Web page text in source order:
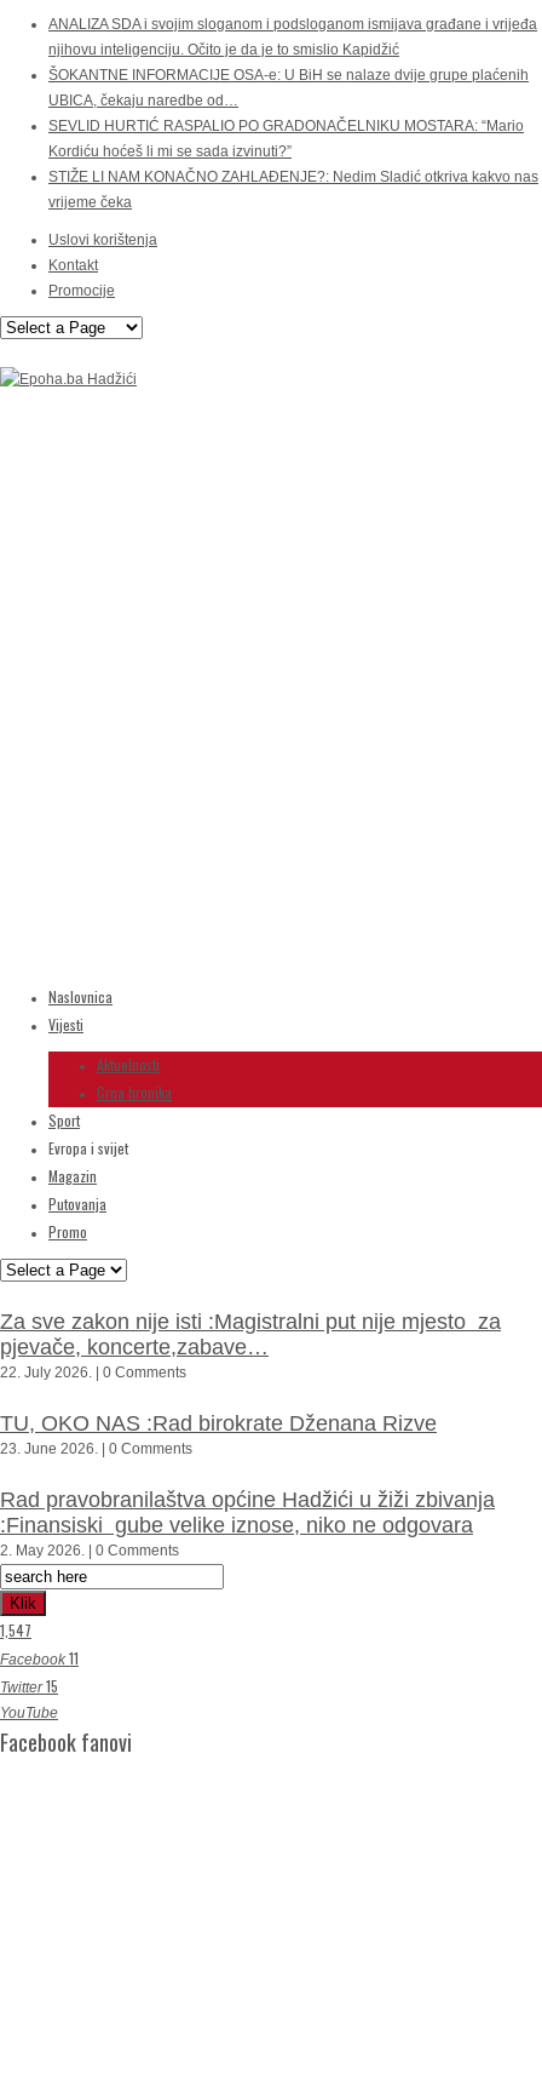
ANALIZA SDA i svojim sloganom i podsloganom ismijava građane i vrijeđa
njihovu inteligenciju. Očito je da je to smislio Kapidžić
ŠOKANTNE INFORMACIJE OSA-e: U BiH se nalaze dvije grupe plaćenih
UBICA, čekaju naredbe od…
SEVLID HURTIĆ RASPALIO PO GRADONAČELNIKU MOSTARA: “Mario
Kordiću hoćeš li mi se sada izvinuti?”
STIŽE LI NAM KONAČNO ZAHLAĐENJE?: Nedim Sladić otkriva kakvo nas
vrijeme čeka
Uslovi korištenja
Kontakt
Promocije
Naslovnica
Vijesti
Aktuelnosti
Crna hronika
Sport
Evropa i svijet
Magazin
Putovanja
Promo
Za sve zakon nije isti :Magistralni put nije mjesto za
pjevače, koncerte,zabave…
22. July 2026. | 0 Comments
TU, OKO NAS :Rad birokrate Dženana Rizve
23. June 2026. | 0 Comments
Rad pravobranilaštva općine Hadžići u žiži zbivanja
:Finansiski gube velike iznose, niko ne odgovara
2. May 2026. | 0 Comments
Klik
1,547
Facebook 11
Twitter 15
YouTube
Facebook fanovi